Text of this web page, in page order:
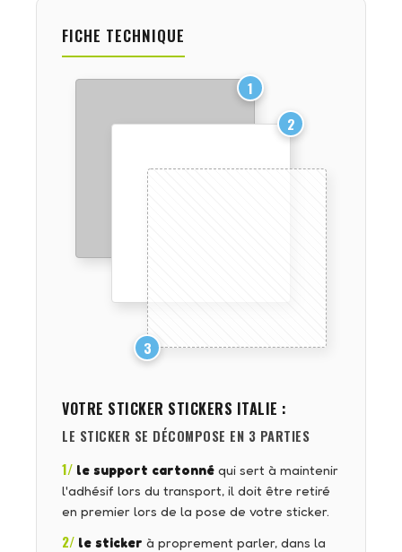
FICHE TECHNIQUE
1
2
3
VOTRE STICKER STICKERS ITALIE :
LE STICKER SE DÉCOMPOSE EN 3 PARTIES
1/ le support cartonné qui sert à maintenir
l'adhésif lors du transport, il doit être retiré
en premier lors de la pose de votre sticker.
2/ le sticker à proprement parler, dans la